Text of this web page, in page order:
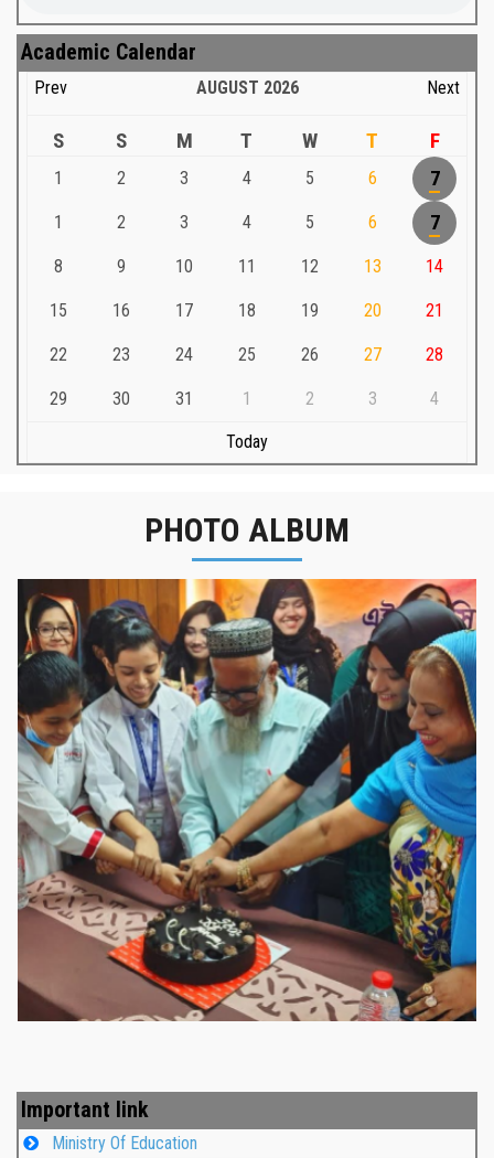
Academic Calendar
Prev AUGUST 2026 Next
S S M T W T F
1 2 3 4 5 6 7
1 2 3 4 5 6 7
8 9 10 11 12 13 14
15 16 17 18 19 20 21
22 23 24 25 26 27 28
29 30 31 1 2 3 4
Today
PHOTO ALBUM
নবীনবরণ - ২০২৫
Important link
Ministry Of Education